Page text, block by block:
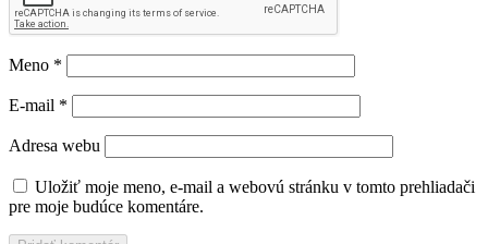
Meno *
E-mail *
Adresa webu
Uložiť moje meno, e-mail a webovú stránku v tomto prehliadači
pre moje budúce komentáre.